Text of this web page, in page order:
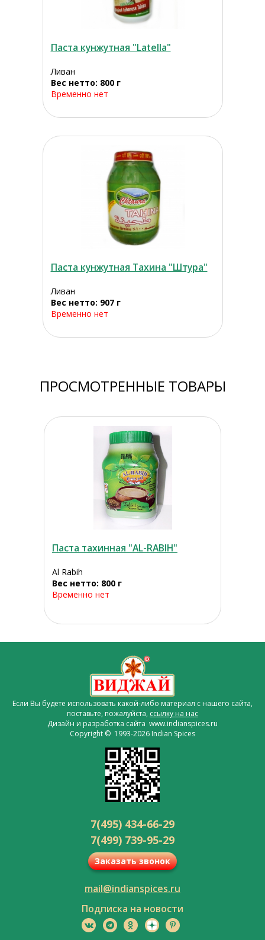
Паста кунжутная "Latella"
Ливан
Вес нетто: 800 г
Временно нет
Паста кунжутная Тахина "Штура"
Ливан
Вес нетто: 907 г
Временно нет
ПРОСМОТРЕННЫЕ ТОВАРЫ
Паста тахинная "AL-RABIH"
Al Rabih
Вес нетто: 800 г
Временно нет
Если Вы будете использовать какой-либо материал с нашего сайта,
поставьте, пожалуйста, ссылку на нас
Дизайн и разработка сайта www.indianspices.ru
Copyright © 1993-2026 Indian Spices
7(495) 434-66-29
7(499) 739-95-29
Заказать звонок
mail@indianspices.ru
Подписка на новости